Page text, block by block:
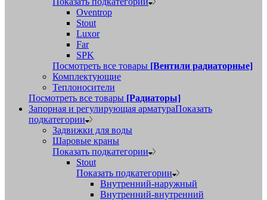
Oventrop
Stout
Luxor
Far
SPK
Посмотреть все товары [Вентили радиаторные]
Комплектующие
Теплоносители
Посмотреть все товары [Радиаторы]
Запорная и регулирующая арматураПоказать
подкатегории
Задвижки для воды
Шаровые краны
Показать подкатегории
Stout
Показать подкатегории
Внутренний-наружный
Внутренний-внутренний